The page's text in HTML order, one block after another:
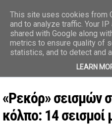
Ειδήσεις-
«Ρεκόρ» σεισμών
κόλπο: 14
This site uses cookies from
and to analyze traffic. Your
shared with Google along
metrics to ensure quality of
statistics, and to detect and
LEARN